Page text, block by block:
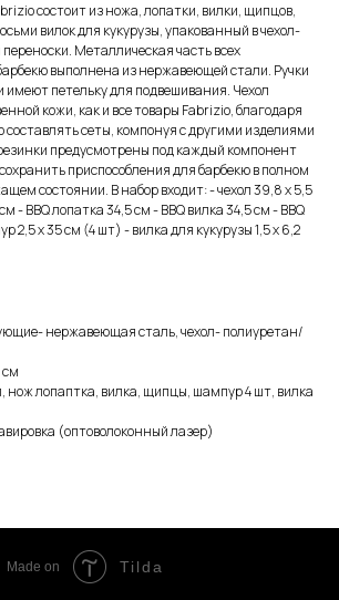
состоит из ножа, лопатки, вилки, щипцов,
вилок для кукурузы, упакованный в чехол-
Металлическая часть всех
выполнена из нержавеющей стали. Ручки
имеют петельку для подвешивания. Чехол
кожи, как и все товары Fabrizio, благодаря
сеты, компонуя с другими изделиями
предусмотрены под каждый компонент
приспособления для барбекю в полном
состоянии. В набор входит: - чехол 39,8 х 5,5
- BBQ лопатка 34,5 см - BBQ вилка 34,5 см - BBQ
2,5 х 35 см (4 шт) - вилка для кукурузы 1,5 х 6,2
нержавеющая сталь, чехол- полиуретан/
см
нож лопаптка, вилка, щипцы, шампур 4 шт, вилка
(оптоволоконный лазер)
Made on Tilda